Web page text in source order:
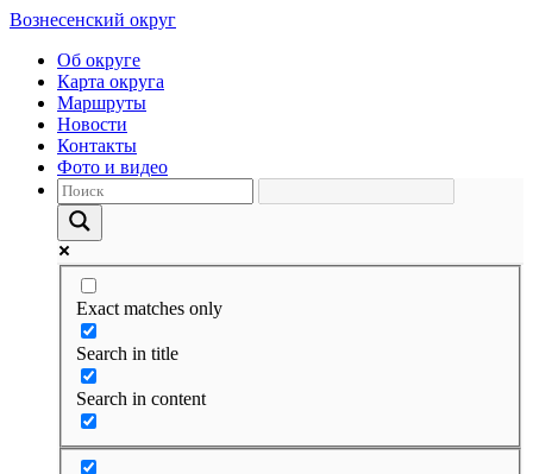
Вознесенский округ
Об округе
Карта округа
Маршруты
Новости
Контакты
Фото и видео
Exact matches only
Search in title
Search in content